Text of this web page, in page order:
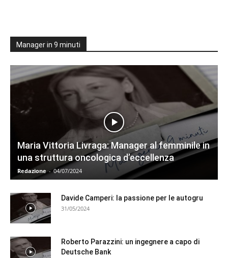
Manager in 9 minuti
Maria Vittoria Livraga: Manager al femminile in
una struttura oncologica d’eccellenza
Redazione - 04/07/2024
Davide Camperi: la passione per le autogru
31/05/2024
Roberto Parazzini: un ingegnere a capo di
Deutsche Bank